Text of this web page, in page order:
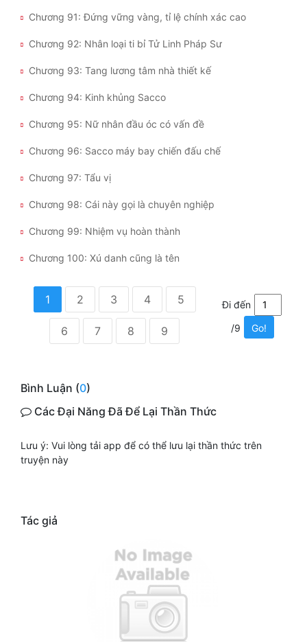
Chương 91: Đứng vững vàng, tỉ lệ chính xác cao
Chương 92: Nhân loại ti bỉ Tử Linh Pháp Sư
Chương 93: Tang lương tâm nhà thiết kế
Chương 94: Kinh khủng Sacco
Chương 95: Nữ nhân đầu óc có vấn đề
Chương 96: Sacco máy bay chiến đấu chế
Chương 97: Tẩu vị
Chương 98: Cái này gọi là chuyên nghiệp
Chương 99: Nhiệm vụ hoàn thành
Chương 100: Xú danh cũng là tên
1 2 3 4 5
6 7 8 9
Đi đến
/9
Go!
Bình Luận (0)
Các Đại Năng Đã Để Lại Thần Thức
Lưu ý: Vui lòng tải app để có thể lưu lại thần thức trên
truyện này
Tác giả